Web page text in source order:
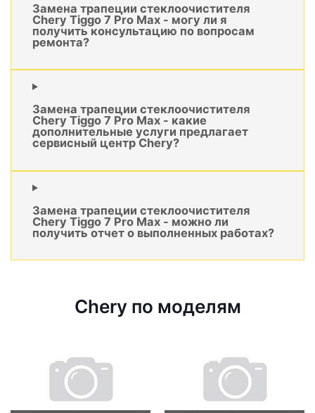
Замена трапеции стеклоочистителя
Chery Tiggo 7 Pro Max - могу ли я
получить консультацию по вопросам
ремонта?
Замена трапеции стеклоочистителя
Chery Tiggo 7 Pro Max - какие
дополнительные услуги предлагает
сервисный центр Chery?
Замена трапеции стеклоочистителя
Chery Tiggo 7 Pro Max - можно ли
получить отчет о выполненных работах?
Chery по моделям